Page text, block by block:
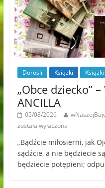
Dorośli Książki
„Obce dziecko”
ANCILLA
05/08/2026
została wyłączona
„Bądźcie miłosierni, jak
sądźcie, a nie będziecie
będziecie potępieni;